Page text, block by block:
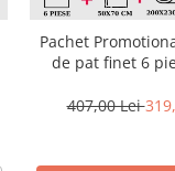
Pachet
de pat finet 6
407,00 Lei